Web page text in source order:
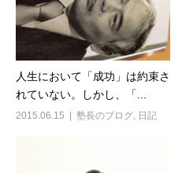
人生において「成功」は約束さ
れていない。しかし、「...
2015.06.15 塾長のブログ 日記